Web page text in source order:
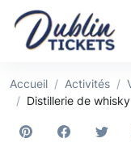
Accueil Activités
Distillerie de